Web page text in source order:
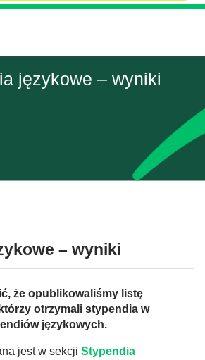
językowe – wyniki
– wyniki
że opublikowaliśmy listę
otrzymali stypendia w
językowych.
jest w sekcji Stypendia